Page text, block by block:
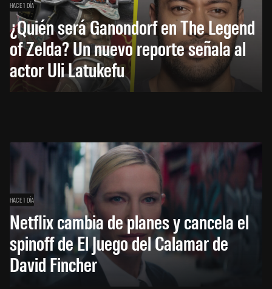
HACE 1 DÍA
¿Quién será Ganondorf en The Legend
of Zelda? Un nuevo reporte señala al
actor Uli Latukefu
HACE 1 DÍA
Netflix cambia de planes y cancela el
spinoff de El Juego del Calamar de
David Fincher